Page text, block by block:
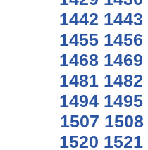
1442 1443
1455 1456
1468 1469
1481 1482
1494 1495
1507 1508
1520 1521